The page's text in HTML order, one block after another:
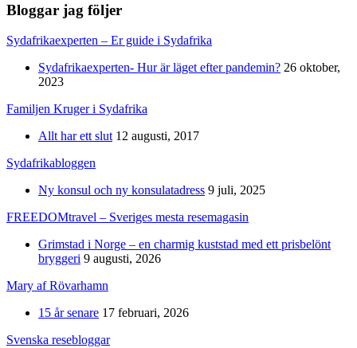
Bloggar jag följer
Sydafrikaexperten – Er guide i Sydafrika
Sydafrikaexperten- Hur är läget efter pandemin? 26 oktober,
2023
Familjen Kruger i Sydafrika
Allt har ett slut 12 augusti, 2017
Sydafrikabloggen
Ny konsul och ny konsulatadress 9 juli, 2025
FREEDOMtravel – Sveriges mesta resemagasin
Grimstad i Norge – en charmig kuststad med ett prisbelönt
bryggeri 9 augusti, 2026
Mary af Rövarhamn
15 år senare 17 februari, 2026
Svenska resebloggar